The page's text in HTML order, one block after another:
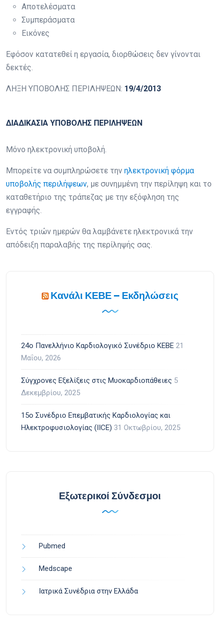
Αποτελέσματα
Συμπεράσματα
Εικόνες
Εφόσον κατατεθεί η εργασία, διορθώσεις δεν γίνονται
δεκτές.
ΛΗΞΗ ΥΠΟΒΟΛΗΣ ΠΕΡΙΛΗΨΕΩΝ: 19/4/2013
ΔΙΑΔΙΚΑΣΙΑ ΥΠΟΒΟΛΗΣ ΠΕΡΙΛΗΨΕΩΝ
Μόνο ηλεκτρονική υποβολή.
Μπορείτε να συμπληρώσετε την ηλεκτρονική φόρμα
υποβολής περιλήψεων, με συνημμένη την περίληψη και το
καταθετήριο της τράπεζας με την εξόφληση της
εγγραφής.
Εντός τριών ημερών θα λαμβάνετε ηλεκτρονικά την
απόδειξη παραλαβής της περίληψής σας.
Κανάλι ΚΕΒΕ – Εκδηλώσεις
24ο Πανελλήνιο Καρδιολογικό Συνέδριο ΚΕΒΕ 21
Μαΐου, 2026
Σύγχρονες Εξελίξεις στις Μυοκαρδιοπάθειες 5
Δεκεμβρίου, 2025
15ο Συνέδριο Επεμβατικής Καρδιολογίας και
Ηλεκτροφυσιολογίας (IICE) 31 Οκτωβρίου, 2025
Εξωτερικοί Σύνδεσμοι
Pubmed
Medscape
Ιατρικά Συνέδρια στην Ελλάδα